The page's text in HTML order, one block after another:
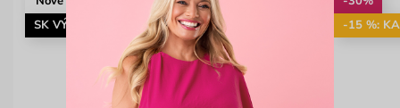
SK VÝROBA
-15 %: